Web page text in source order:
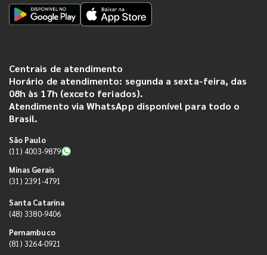
Centrais de atendimento
Horário de atendimento: segunda a sexta-feira, das
08h às 17h (exceto feriados).
Atendimento via WhatsApp disponível para todo o
Brasil.
São Paulo
(11) 4003-9879
Minas Gerais
(31) 2391-4791
Santa Catarina
(48) 3380-9406
Pernambuco
(81) 3264-0921